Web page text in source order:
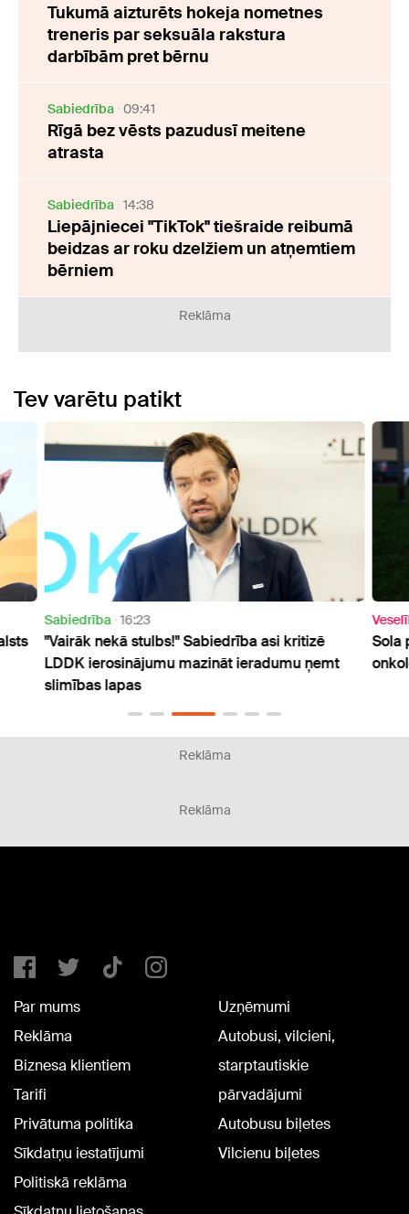
Tukumā aizturēts hokeja nometnes
treneris par seksuāla rakstura
darbībām pret bērnu
Sabiedrība 09:41
Rīgā bez vēsts pazudusī meitene
atrasta
Sabiedrība 14:38
Liepājniecei "TikTok" tiešraide reibumā
beidzas ar roku dzelžiem un atņemtiem
bērniem
Reklāma
Tev varētu patikt
Sabiedrība 16:23
"Vairāk nekā stulbs!" Sabiedrība asi kritizē
LDDK ierosinājumu mazināt ieradumu ņemt
slimības lapas
Sola
Reklāma
Reklāma
Par mums
Reklāma
Biznesa klientiem
Tarifi
Privātuma politika
Sīkdatņu iestatījumi
Politiskā reklāma
Uzņēmumi
Autobusi, vilcieni,
starptautiskie
pārvadājumi
Autobusu biļetes
Vilcienu biļetes